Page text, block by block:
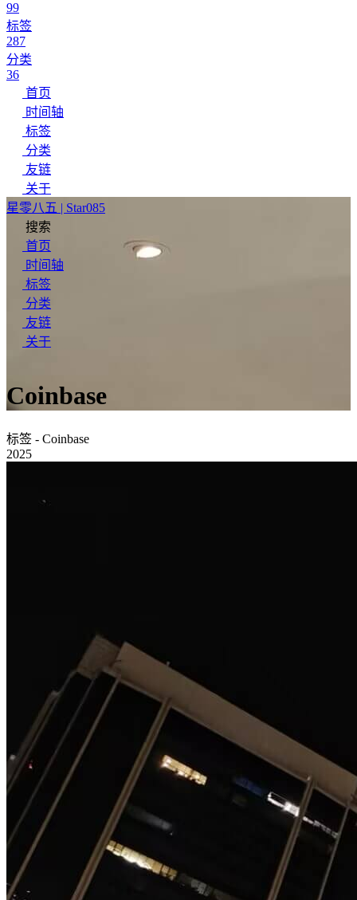
99
标签
287
分类
36
首页
时间轴
标签
分类
友链
关于
星零八五 | Star085
搜索
首页
时间轴
标签
分类
友链
关于
Coinbase
标签 - Coinbase
2025